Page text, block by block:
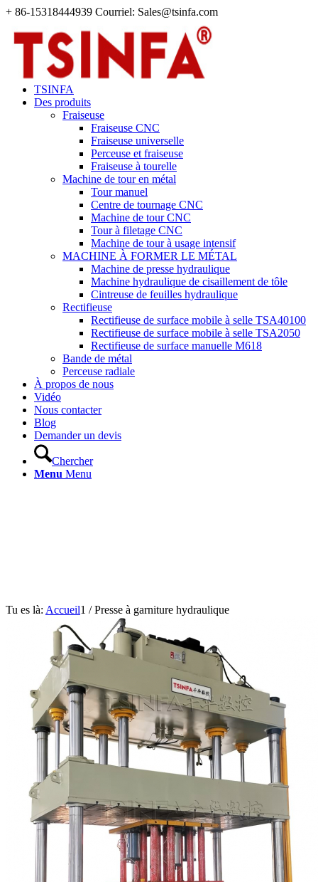
+ 86-15318444939 Courriel: Sales@tsinfa.com
TSINFA
Des produits
Fraiseuse
Fraiseuse CNC
Fraiseuse universelle
Perceuse et fraiseuse
Fraiseuse à tourelle
Machine de tour en métal
Tour manuel
Centre de tournage CNC
Machine de tour CNC
Tour à filetage CNC
Machine de tour à usage intensif
MACHINE À FORMER LE MÉTAL
Machine de presse hydraulique
Machine hydraulique de cisaillement de tôle
Cintreuse de feuilles hydraulique
Rectifieuse
Rectifieuse de surface mobile à selle TSA40100
Rectifieuse de surface mobile à selle TSA2050
Rectifieuse de surface manuelle M618
Bande de métal
Perceuse radiale
À propos de nous
Vidéo
Nous contacter
Blog
Demander un devis
Chercher
Menu Menu
Tu es là: Accueil1 / Presse à garniture hydraulique